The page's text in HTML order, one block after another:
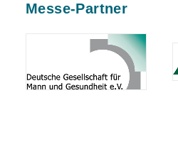
Messe-Partner